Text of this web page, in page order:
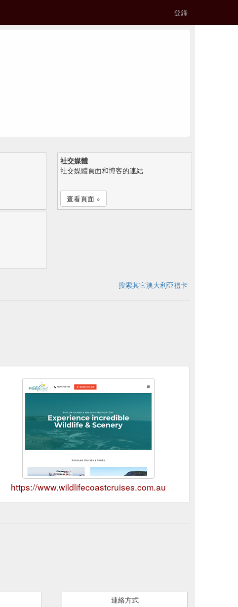
登錄
社交媒體
社交媒體頁面和博客的連結
查看頁面 »
搜索其它澳大利亞禮卡
https://www.wildlifecoastcruises.com.au
連絡方式